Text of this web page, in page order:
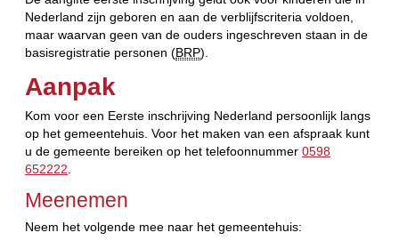
Nederland zijn geboren en aan de verblijfscriteria voldoen,
maar waarvan geen van de ouders ingeschreven staan in de
basisregistratie personen (BRP).
Aanpak
Kom voor een Eerste inschrijving Nederland persoonlijk langs
op het gemeentehuis. Voor het maken van een afspraak kunt
u de gemeente bereiken op het telefoonnummer0598
652222.
Meenemen
Neem het volgende mee naar het gemeentehuis: